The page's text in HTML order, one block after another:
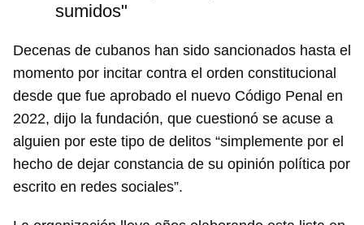
sumidos"
Decenas de cubanos han sido sancionados hasta el
momento por incitar contra el orden constitucional
desde que fue aprobado el nuevo Código Penal en
2022, dijo la fundación, que cuestionó se acuse a
alguien por este tipo de delitos “simplemente por el
hecho de dejar constancia de su opinión política por
escrito en redes sociales”.